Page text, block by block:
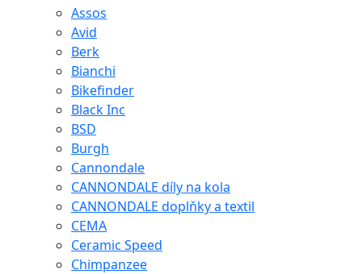
Assos
Avid
Berk
Bianchi
Bikefinder
Black Inc
BSD
Burgh
Cannondale
CANNONDALE díly na kola
CANNONDALE doplňky a textil
CEMA
Ceramic Speed
Chimpanzee